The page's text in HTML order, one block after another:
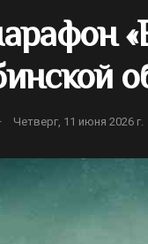
Четверг, 11 июня 2026 г.